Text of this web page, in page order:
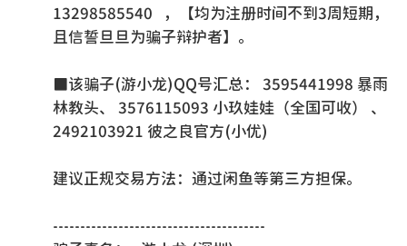
13298585540 ，【均为注册时间不到3周短期，
且信誓旦旦为骗子辩护者】。
■该骗子(游小龙)QQ号汇总： 3595441998 暴雨
林教头、 3576115093 小玖娃娃（全国可收） 、
2492103921 彼之良官方(小优)
建议正规交易方法：通过闲鱼等第三方担保。
---------------------------------------